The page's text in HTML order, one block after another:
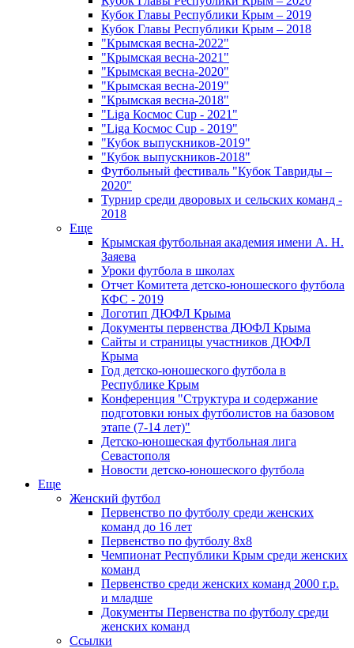
Кубок Главы Республики Крым – 2019
Кубок Главы Республики Крым – 2018
"Крымская весна-2022"
"Крымская весна-2021"
"Крымская весна-2020"
"Крымская весна-2019"
"Крымская весна-2018"
"Liga Космос Cup - 2021"
"Liga Космос Cup - 2019"
"Кубок выпускников-2019"
"Кубок выпускников-2018"
Футбольный фестиваль "Кубок Тавриды –
2020"
Турнир среди дворовых и сельских команд -
2018
Еще
Крымская футбольная академия имени А. Н.
Заяева
Уроки футбола в школах
Отчет Комитета детско-юношеского футбола
КФС - 2019
Логотип ДЮФЛ Крыма
Документы первенства ДЮФЛ Крыма
Сайты и страницы участников ДЮФЛ
Крыма
Год детско-юношеского футбола в
Республике Крым
Конференция "Структура и содержание
подготовки юных футболистов на базовом
этапе (7-14 лет)"
Детско-юношеская футбольная лига
Севастополя
Новости детско-юношеского футбола
Еще
Женский футбол
Первенство по футболу среди женских
команд до 16 лет
Первенство по футболу 8х8
Чемпионат Республики Крым среди женских
команд
Первенство среди женских команд 2000 г.р.
и младше
Документы Первенства по футболу среди
женских команд
Ссылки